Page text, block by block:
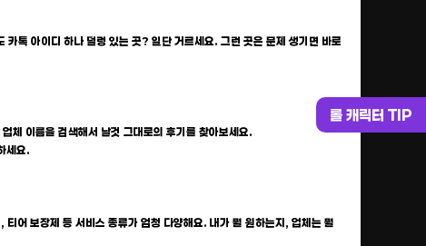
롤 캐릭터 TIP
톡 아이디 하나 덜렁 있는 곳? 일단 거르세요. 그런 곳은 문제 생기면 바로
체 이름을 검색해서 날것 그대로의 후기를 찾아보세요.
세요.
어 보장제 등 서비스 종류가 엄청 다양해요. 내가 뭘 원하는지, 업체는 뭘